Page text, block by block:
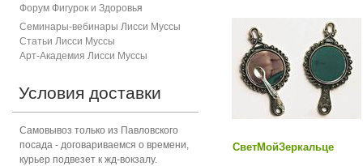
СветМойЗеркальце
Форум Фигурок и Здоровья
Семинары-вебинары Лисси Муссы
Статьи Лисси Муссы
Арт-Академия Лисси Муссы
Условия доставки
Самовывоз только из Павловского
посада - договариваемся о времени,
курьер подвезет к жд-вокзалу.